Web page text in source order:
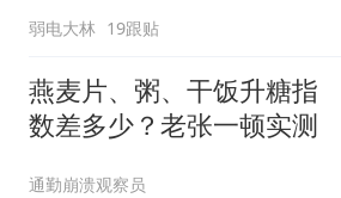
弱电大林 19跟贴
燕麦片、粥、干饭升糖指
数差多少？老张一顿实测
通勤崩溃观察员